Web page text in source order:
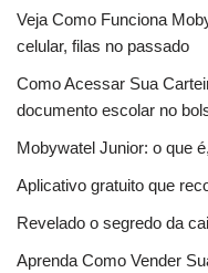
Veja Como Funciona
celular, filas no passado
Como Acessar Sua
documento escolar no
Mobywatel Junior: o que
Aplicativo gratuito que
Revelado o segredo da
Aprenda Como Vender